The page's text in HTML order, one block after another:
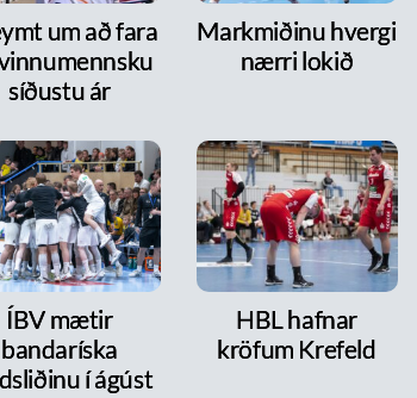
um að fara
síðustu ár
Markmiðinu hvergi
nærri lokið
ÍBV mætir
bandaríska
í ágúst
HBL hafnar
kröfum Krefeld